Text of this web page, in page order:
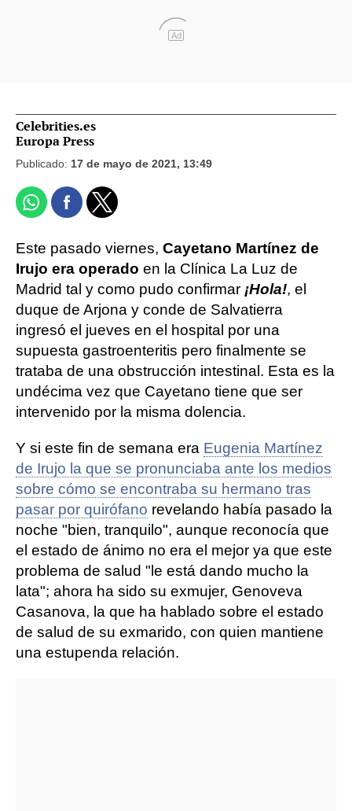
Ad
Celebrities.es
Europa Press
Publicado: 17 de mayo de 2021, 13:49
Este pasado viernes, Cayetano Martínez de
Irujo era operado en la Clínica La Luz de
Madrid tal y como pudo confirmar ¡Hola!, el
duque de Arjona y conde de Salvatierra
ingresó el jueves en el hospital por una
supuesta gastroenteritis pero finalmente se
trataba de una obstrucción intestinal. Esta es la
undécima vez que Cayetano tiene que ser
intervenido por la misma dolencia.
Y si este fin de semana era Eugenia Martínez
de Irujo la que se pronunciaba ante los medios
sobre cómo se encontraba su hermano tras
pasar por quirófano revelando había pasado la
noche "bien, tranquilo", aunque reconocía que
el estado de ánimo no era el mejor ya que este
problema de salud "le está dando mucho la
lata"; ahora ha sido su exmujer, Genoveva
Casanova, la que ha hablado sobre el estado
de salud de su exmarido, con quien mantiene
una estupenda relación.